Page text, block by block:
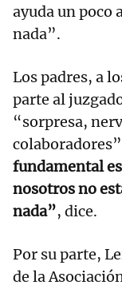
ayuda un poco
nada”.
Los padres, a
parte al
“sorpresa,
fundamental
nosotros no
nada”, dice.
Por su parte,
de la